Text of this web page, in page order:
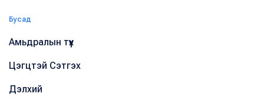
Бусад
Амьдралын түүх
Цэгцтэй Сэтгэх
Дэлхий